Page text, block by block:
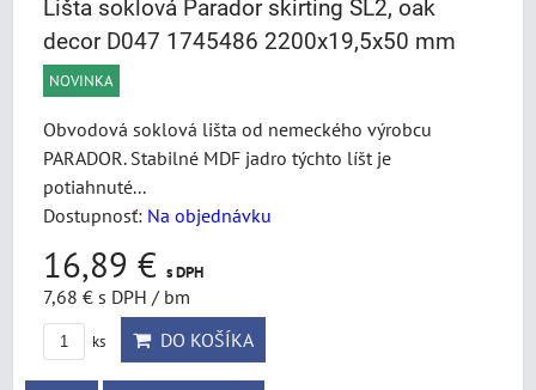
Lišta soklová Parador skirting SL2, oak
decor D047 1745486 2200x19,5x50 mm
NOVINKA
Obvodová soklová lišta od nemeckého výrobcu
PARADOR. Stabilné MDF jadro týchto líšt je
potiahnuté...
Dostupnosť: Na objednávku
16,89 € s DPH
7,68 € s DPH / bm
ks DO KOŠÍKA